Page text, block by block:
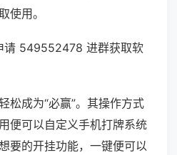
使用。
请 549552478 进群获取软
松成为“必赢”。其操作方式
便可以自定义手机打牌系统
要的开挂功能，一键便可以